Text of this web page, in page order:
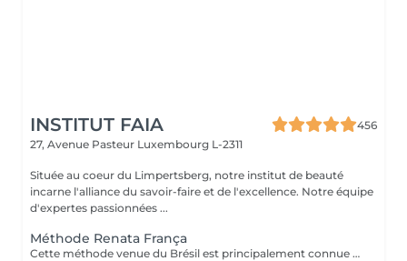
INSTITUT FAIA
456
27, Avenue Pasteur Luxembourg L-2311
Située au coeur du Limpertsberg, notre institut de beauté
incarne l'alliance du savoir-faire et de l'excellence. Notre équipe
d'expertes passionnées ...
Méthode Renata França
Cette méthode venue du Brésil est principalement connue pour son massage lymphatique manuel drainant mais ce compose en réalité de 3 techniques différentes ! En effet la méthode Renata Franca, est une méthode revisité du drainage lymphatique traditionnel. La méthode devient une version plus tonique et plus ciblée du drainage lymphatique connu et pratiqué jusqu'à ce jour. Grâce à ces gestes toniques et fermes, ces pompages réguliers et un rythme plus rapide, il semblerait que la méthode Renata Franca permette d'obtenir des résultats plus rapides et visuellement impressionnants.